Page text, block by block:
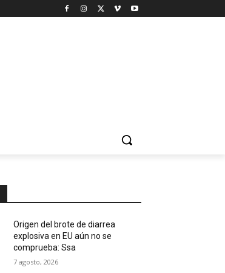
Origen del brote de diarrea
explosiva en EU aún no se
comprueba: Ssa
7 agosto, 2026